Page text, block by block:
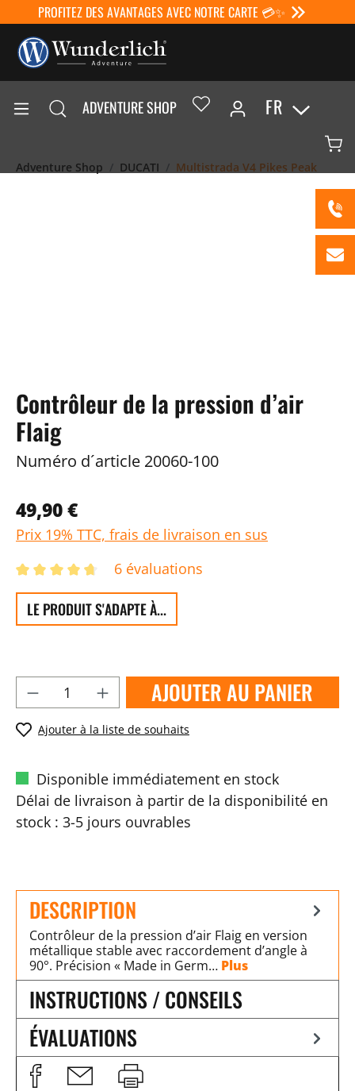
PROFITEZ DES AVANTAGES AVEC NOTRE CARTE 💳✨
ADVENTURE SHOP FR
Adventure Shop DUCATI Multistrada V4 Pikes Peak
Contrôleur de la pression d’air
Flaig
Numéro d´article 20060-100
49,90 €
Prix 19% TTC, frais de livraison en sus
6 évaluations
LE PRODUIT S'ADAPTE À...
AJOUTER AU PANIER
Ajouter à la liste de souhaits
Disponible immédiatement en stock
Délai de livraison à partir de la disponibilité en
stock : 3-5 jours ouvrables
DESCRIPTION
Contrôleur de la pression d’air Flaig en version
métallique stable avec raccordement d’angle à
90°. Précision « Made in Germ… Plus
INSTRUCTIONS / CONSEILS
ÉVALUATIONS